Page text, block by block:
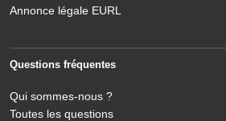
Annonce légale EURL
Questions fréquentes
Qui sommes-nous ?
Toutes les questions